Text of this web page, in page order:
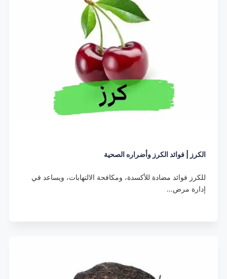
الكرز | فوائد الكرز وأضراره الصحية
للكرز فوائد مضادة للأكسدة، ومكافحة الالتهابات، ويساعد في
إدارة مرض…